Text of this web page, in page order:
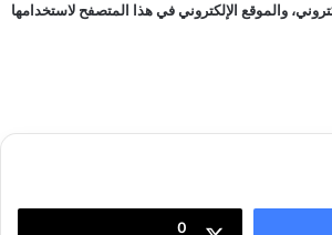
والموقع الإلكتروني في هذا المتصفح لاستخدامها
0